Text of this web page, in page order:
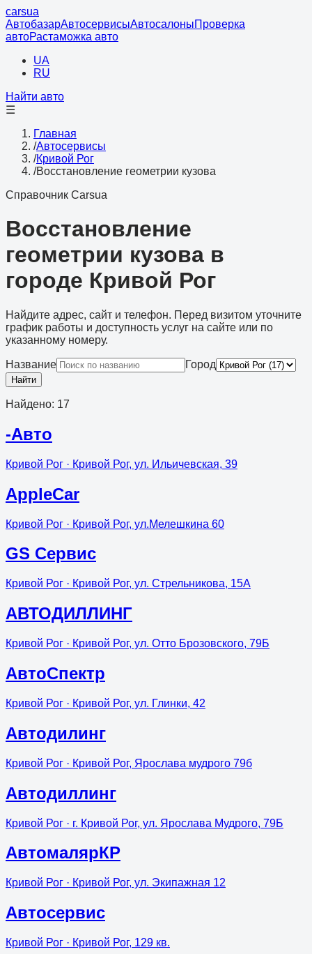
carsua
АвтобазарАвтосервисыАвтосалоныПроверка
автоРастаможка авто
UA
RU
Найти авто
☰
Главная
/Автосервисы
/Кривой Рог
/Восстановление геометрии кузова
Справочник Carsua
Восстановление
геометрии кузова в
городе Кривой Рог
Найдите адрес, сайт и телефон. Перед визитом уточните
график работы и доступность услуг на сайте или по
указанному номеру.
Название Город
Найти
Найдено: 17
-Авто
Кривой Рог · Кривой Рог, ул. Ильичевская, 39
AppleCar
Кривой Рог · Кривой Рог, ул.Мелешкина 60
GS Сервис
Кривой Рог · Кривой Рог, ул. Стрельникова, 15А
АВТОДИЛЛИНГ
Кривой Рог · Кривой Рог, ул. Отто Брозовского, 79Б
АвтоСпектр
Кривой Рог · Кривой Рог, ул. Глинки, 42
Автодилинг
Кривой Рог · Кривой Рог, Ярослава мудрого 79б
Автодиллинг
Кривой Рог · г. Кривой Рог, ул. Ярослава Мудрого, 79Б
АвтомалярКР
Кривой Рог · Кривой Рог, ул. Экипажная 12
Автосервис
Кривой Рог · Кривой Рог, 129 кв.